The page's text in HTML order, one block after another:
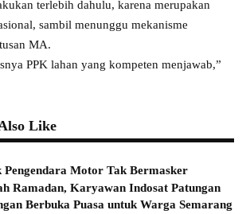
terlebih dahulu, karena merupakan
sambil menunggu mekanisme
MA.
PPK lahan yang kompeten menjawab,”
Like
Pengendara Motor Tak Bermasker
Ramadan, Karyawan Indosat Patungan
Berbuka Puasa untuk Warga Semarang